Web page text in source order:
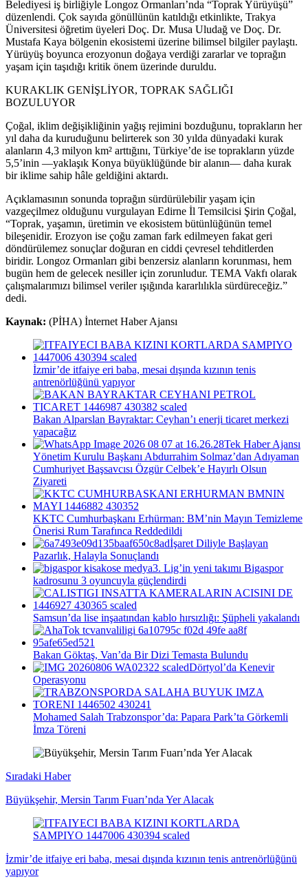
Belediyesi iş birliğiyle Longoz Ormanları’nda “Toprak Yürüyüşü”
düzenlendi. Çok sayıda gönüllünün katıldığı etkinlikte, Trakya
Üniversitesi öğretim üyeleri Doç. Dr. Musa Uludağ ve Doç. Dr.
Mustafa Kaya bölgenin ekosistemi üzerine bilimsel bilgiler paylaştı.
Yürüyüş boyunca erozyonun doğaya verdiği zararlar ve toprağın
yaşam için taşıdığı kritik önem üzerinde duruldu.
KURAKLIK GENİŞLİYOR, TOPRAK SAĞLIĞI
BOZULUYOR
Çoğal, iklim değişikliğinin yağış rejimini bozduğunu, toprakların her
yıl daha da kuruduğunu belirterek son 30 yılda dünyadaki kurak
alanların 4,3 milyon km² arttığını, Türkiye’de ise toprakların yüzde
5,5’inin —yaklaşık Konya büyüklüğünde bir alanın— daha kurak
bir iklime sahip hâle geldiğini aktardı.
Açıklamasının sonunda toprağın sürdürülebilir yaşam için
vazgeçilmez olduğunu vurgulayan Edirne İl Temsilcisi Şirin Çoğal,
“Toprak, yaşamın, üretimin ve ekosistem bütünlüğünün temel
bileşenidir. Erozyon ise çoğu zaman fark edilmeyen fakat geri
döndürülemez sonuçlar doğuran en ciddi çevresel tehditlerden
biridir. Longoz Ormanları gibi benzersiz alanların korunması, hem
bugün hem de gelecek nesiller için zorunludur. TEMA Vakfı olarak
çalışmalarımızı bilimsel veriler ışığında kararlılıkla sürdüreceğiz.”
dedi.
Kaynak: (PİHA) İnternet Haber Ajansı
İzmir’de itfaiye eri baba, mesai dışında kızının tenis
antrenörlüğünü yapıyor
Bakan Alparslan Bayraktar: Ceyhan’ı enerji ticaret merkezi
yapacağız
Tek Haber Ajansı
Yönetim Kurulu Başkanı Abdurrahim Solmaz’dan Adıyaman
Cumhuriyet Başsavcısı Özgür Celbek’e Hayırlı Olsun
Ziyareti
KKTC Cumhurbaşkanı Erhürman: BM’nin Mayın Temizleme
Önerisi Rum Tarafınca Reddedildi
İşaret Diliyle Başlayan
Pazarlık, Halayla Sonuçlandı
3. Lig’in yeni takımı Bigaspor
kadrosunu 3 oyuncuyla güçlendirdi
Samsun’da lise inşaatından kablo hırsızlığı: Şüpheli yakalandı
Bakan Göktaş, Van’da Bir Dizi Temasta Bulundu
Dörtyol’da Kenevir
Operasyonu
Mohamed Salah Trabzonspor’da: Papara Park’ta Görkemli
İmza Töreni
Sıradaki Haber
Büyükşehir, Mersin Tarım Fuarı’nda Yer Alacak
İzmir’de itfaiye eri baba, mesai dışında kızının tenis antrenörlüğünü
yapıyor